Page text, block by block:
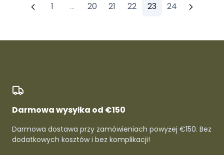
1 ... 20 21 22 23 24
Darmowa wysyłka od €150
Darmowa dostawa przy zamówieniach powyżej €150. Bez
dodatkowych kosztów i bez komplikacji!